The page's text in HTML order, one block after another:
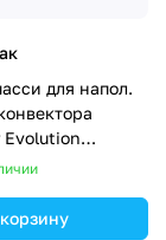
для напол.
Evolution
НС-1117335